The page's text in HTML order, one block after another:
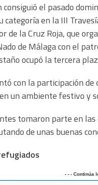
consiguió el pasado
categoría en la III
de la Cruz Roja, que
de Málaga con el
ocupó la tercera
con la participación
un ambiente festivo y
tomaron parte en
de unas buenas
- - - Continúa